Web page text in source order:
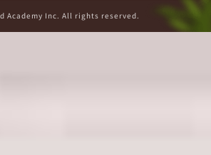
Academy Inc. All rights reserved.